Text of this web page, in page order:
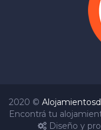
2020 ©
Encontrá tu
Diseño y